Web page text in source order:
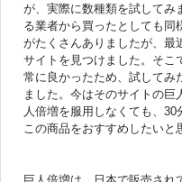
が、実際に数種類を試してみ
る業者から買ったとしても同
がたくさんありましたが、最
サイトを見つけました。そこ
常に良かったため、試してみ
ました。今はそのサイトの
人倍増を服用しなくても、
この商品をおすすめしたいと